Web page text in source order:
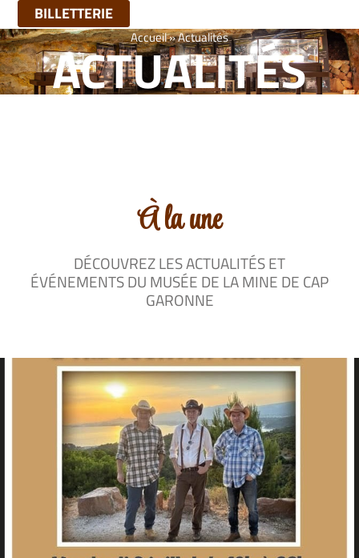
BILLETTERIE
Accueil»Actualités
ACTUALITÉS
À la une
DÉCOUVREZ LES ACTUALITÉS ET
ÉVÉNEMENTS DU MUSÉE DE LA MINE DE CAP
GARONNE